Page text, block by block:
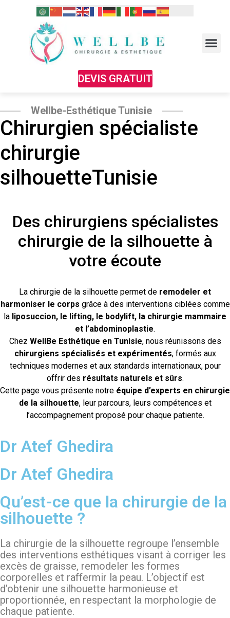
DEVIS GRATUIT
Wellbe-Esthétique Tunisie
Chirurgien spécialiste
chirurgie
silhouetteTunisie
Des chirurgiens spécialistes
chirurgie de la silhouette à
votre écoute
La chirurgie de la silhouette permet de remodeler et
harmoniser le corps grâce à des interventions ciblées comme
la liposuccion, le lifting, le bodylift, la chirurgie mammaire
et l’abdominoplastie.
Chez WellBe Esthétique en Tunisie, nous réunissons des
chirurgiens spécialisés et expérimentés, formés aux
techniques modernes et aux standards internationaux, pour
offrir des résultats naturels et sûrs.
Cette page vous présente notre équipe d’experts en chirurgie
de la silhouette, leur parcours, leurs compétences et
l’accompagnement proposé pour chaque patiente.
Dr Atef Ghedira
Dr Atef Ghedira
Qu’est-ce que la chirurgie de la
silhouette ?
La chirurgie de la silhouette regroupe l’ensemble
des interventions esthétiques visant à corriger les
excès de graisse, remodeler les formes
corporelles et raffermir la peau. L’objectif est
d’obtenir une silhouette harmonieuse et
proportionnée, en respectant la morphologie de
chaque patiente.